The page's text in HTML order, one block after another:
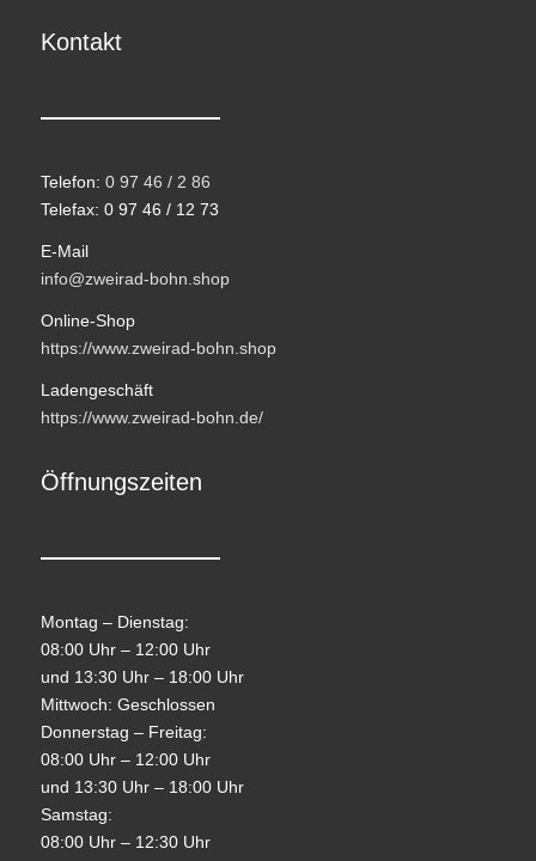
Kontakt
Telefon: 0 97 46 / 2 86
Telefax: 0 97 46 / 12 73
E-Mail
info@zweirad-bohn.shop
Online-Shop
https://www.zweirad-bohn.shop
Ladengeschäft
https://www.zweirad-bohn.de/
Öffnungszeiten
Montag – Dienstag:
08:00 Uhr – 12:00 Uhr
und 13:30 Uhr – 18:00 Uhr
Mittwoch: Geschlossen
Donnerstag – Freitag:
08:00 Uhr – 12:00 Uhr
und 13:30 Uhr – 18:00 Uhr
Samstag:
08:00 Uhr – 12:30 Uhr